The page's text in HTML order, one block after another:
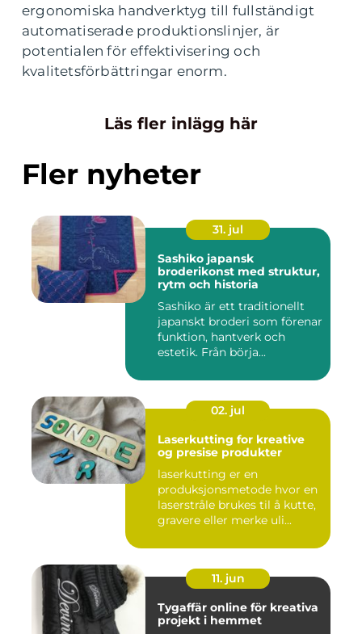
ergonomiska handverktyg till fullständigt
automatiserade produktionslinjer, är
potentialen för effektivisering och
kvalitetsförbättringar enorm.
Läs fler inlägg här
Fler nyheter
31. jul
Sashiko japansk
broderikonst med struktur,
rytm och historia
Sashiko är ett traditionellt
japanskt broderi som förenar
funktion, hantverk och
estetik. Från börja...
02. jul
Laserkutting for kreative
og presise produkter
laserkutting er en
produksjonsmetode hvor en
laserstråle brukes til å kutte,
gravere eller merke uli...
11. jun
Tygaffär online för kreativa
projekt i hemmet